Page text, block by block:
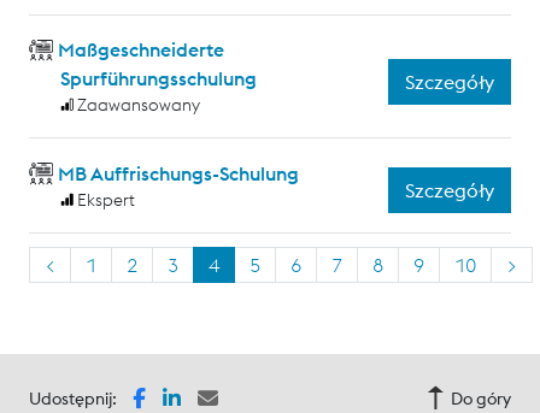
Maßgeschneiderte
Spurführungsschulung
Zaawansowany
Szczegóły
MB Auffrischungs-Schulung
Ekspert Szczegóły
< 1 2 3 4 5 6 7 8 9 10 >
Udostępnij: Do góry